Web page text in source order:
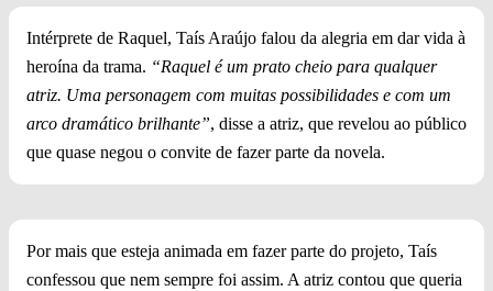
Intérprete de Raquel, Taís Araújo falou da alegria em dar vida à
heroína da trama. “Raquel é um prato cheio para qualquer
atriz. Uma personagem com muitas possibilidades e com um
arco dramático brilhante”, disse a atriz, que revelou ao público
que quase negou o convite de fazer parte da novela.
Por mais que esteja animada em fazer parte do projeto, Taís
confessou que nem sempre foi assim. A atriz contou que queria